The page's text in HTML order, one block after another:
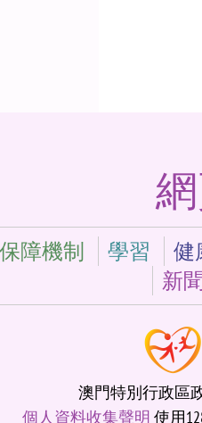
障機制 學習
健
新
澳門特別行政區
個人資料收集聲明 使用